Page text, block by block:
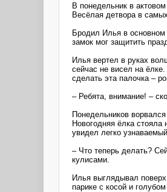
В понедельник в
Весёлая детвора в
Бродил Илья в основном
замок мог защитить
Илья вертел в руках
сейчас не висел на
сделать эта палочка –
– Ребята, внимание! –
Понедельников
Новогодняя ёлка
увидел легко
– Что теперь делать?
кулисами.
Илья выглядывал
парике с косой и